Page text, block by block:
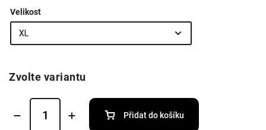
Velikost
Zvolte variantu
Přidat do košíku